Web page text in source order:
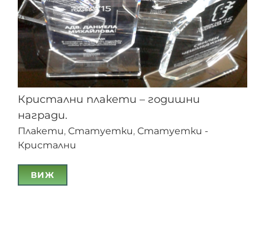
Кристални плакети – годишни
награди.
Плакети, Статуетки, Статуетки -
Кристални
ВИЖ